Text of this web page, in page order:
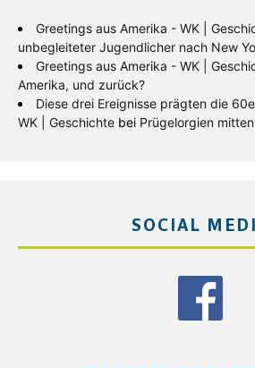
Greetings aus Amerika - WK |
unbegleiteter Jugendlicher nach New
Greetings aus Amerika - WK |
Amerika, und zurück?
Diese drei Ereignisse prägten die
WK | Geschichte bei Prügelorgien
SOCIAL